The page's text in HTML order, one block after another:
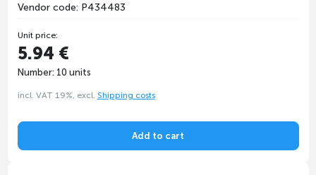
Vendor code: P434483
Unit price:
5.94 €
Number: 10 units
incl. VAT 19%, excl. Shipping costs
Add to cart